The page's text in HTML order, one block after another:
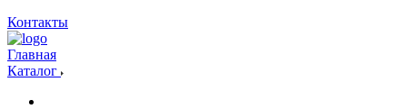
Контакты
Главная
Каталог